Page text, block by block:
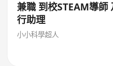
兼職 到校STEAM導師
行助理
小小科學超人